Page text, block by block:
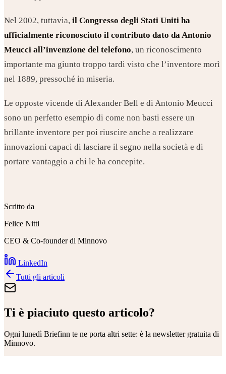
Nel 2002, tuttavia, il Congresso degli Stati Uniti ha
ufficialmente riconosciuto il contributo dato da Antonio
Meucci all’invenzione del telefono, un riconoscimento
importante ma giunto troppo tardi visto che l’inventore morì
nel 1889, pressoché in miseria.
Le opposte vicende di Alexander Bell e di Antonio Meucci
sono un perfetto esempio di come non basti essere un
brillante inventore per poi riuscire anche a realizzare
innovazioni capaci di lasciare il segno nella società e di
portare vantaggio a chi le ha concepite.
Scritto da
Felice Nitti
CEO & Co-founder di Minnovo
LinkedIn
Tutti gli articoli
Ti è piaciuto questo articolo?
Ogni lunedì Briefinn te ne porta altri sette: è la newsletter gratuita di
Minnovo.